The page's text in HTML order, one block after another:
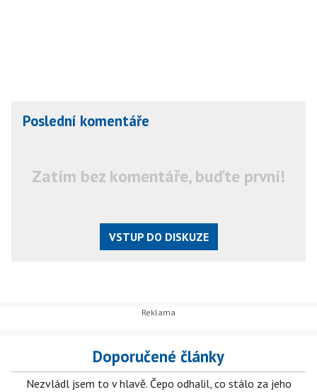
Poslední komentáře
Zatím bez komentáře, buďte první!
VSTUP DO DISKUZE
Doporučené články
Nezvládl jsem to v hlavě. Čepo odhalil, co stálo za jeho